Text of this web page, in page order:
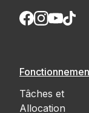
Tâches et
Allocation